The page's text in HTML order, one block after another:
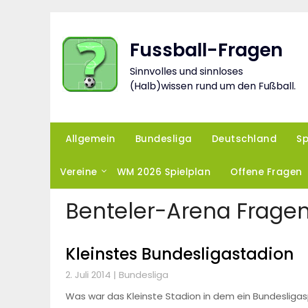
Fussball-Fragen
Sinnvolles und sinnloses
(Halb)wissen rund um den Fußball.
Allgemein Bundesliga Deutschland
Vereine WM 2026 Spielplan Offene Fragen
Benteler-Arena
Kleinstes Bundesligastadion
2. Juli 2014 | Bundesliga
Was war das Kleinste Stadion in dem ein